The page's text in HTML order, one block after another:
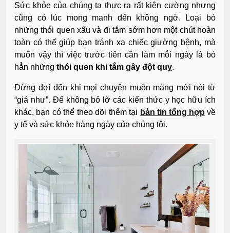
Sức khỏe của chúng ta thực ra rất kiên cường nhưng
cũng có lúc mong manh đến không ngờ. Loại bỏ
những thói quen xấu và đi tắm sớm hơn một chút hoàn
toàn có thể giúp bạn tránh xa chiếc giường bệnh, mà
muốn vậy thì việc trước tiên cần làm mỗi ngày là bỏ
hẳn những thói quen khi tắm gây đột quỵ.
Đừng đợi đến khi mọi chuyện muộn màng mới nói từ
“giá như”. Để không bỏ lỡ các kiến thức y học hữu ích
khác, bạn có thể theo dõi thêm tại bản tin tổng hợp về
y tế và sức khỏe hàng ngày của chúng tôi.